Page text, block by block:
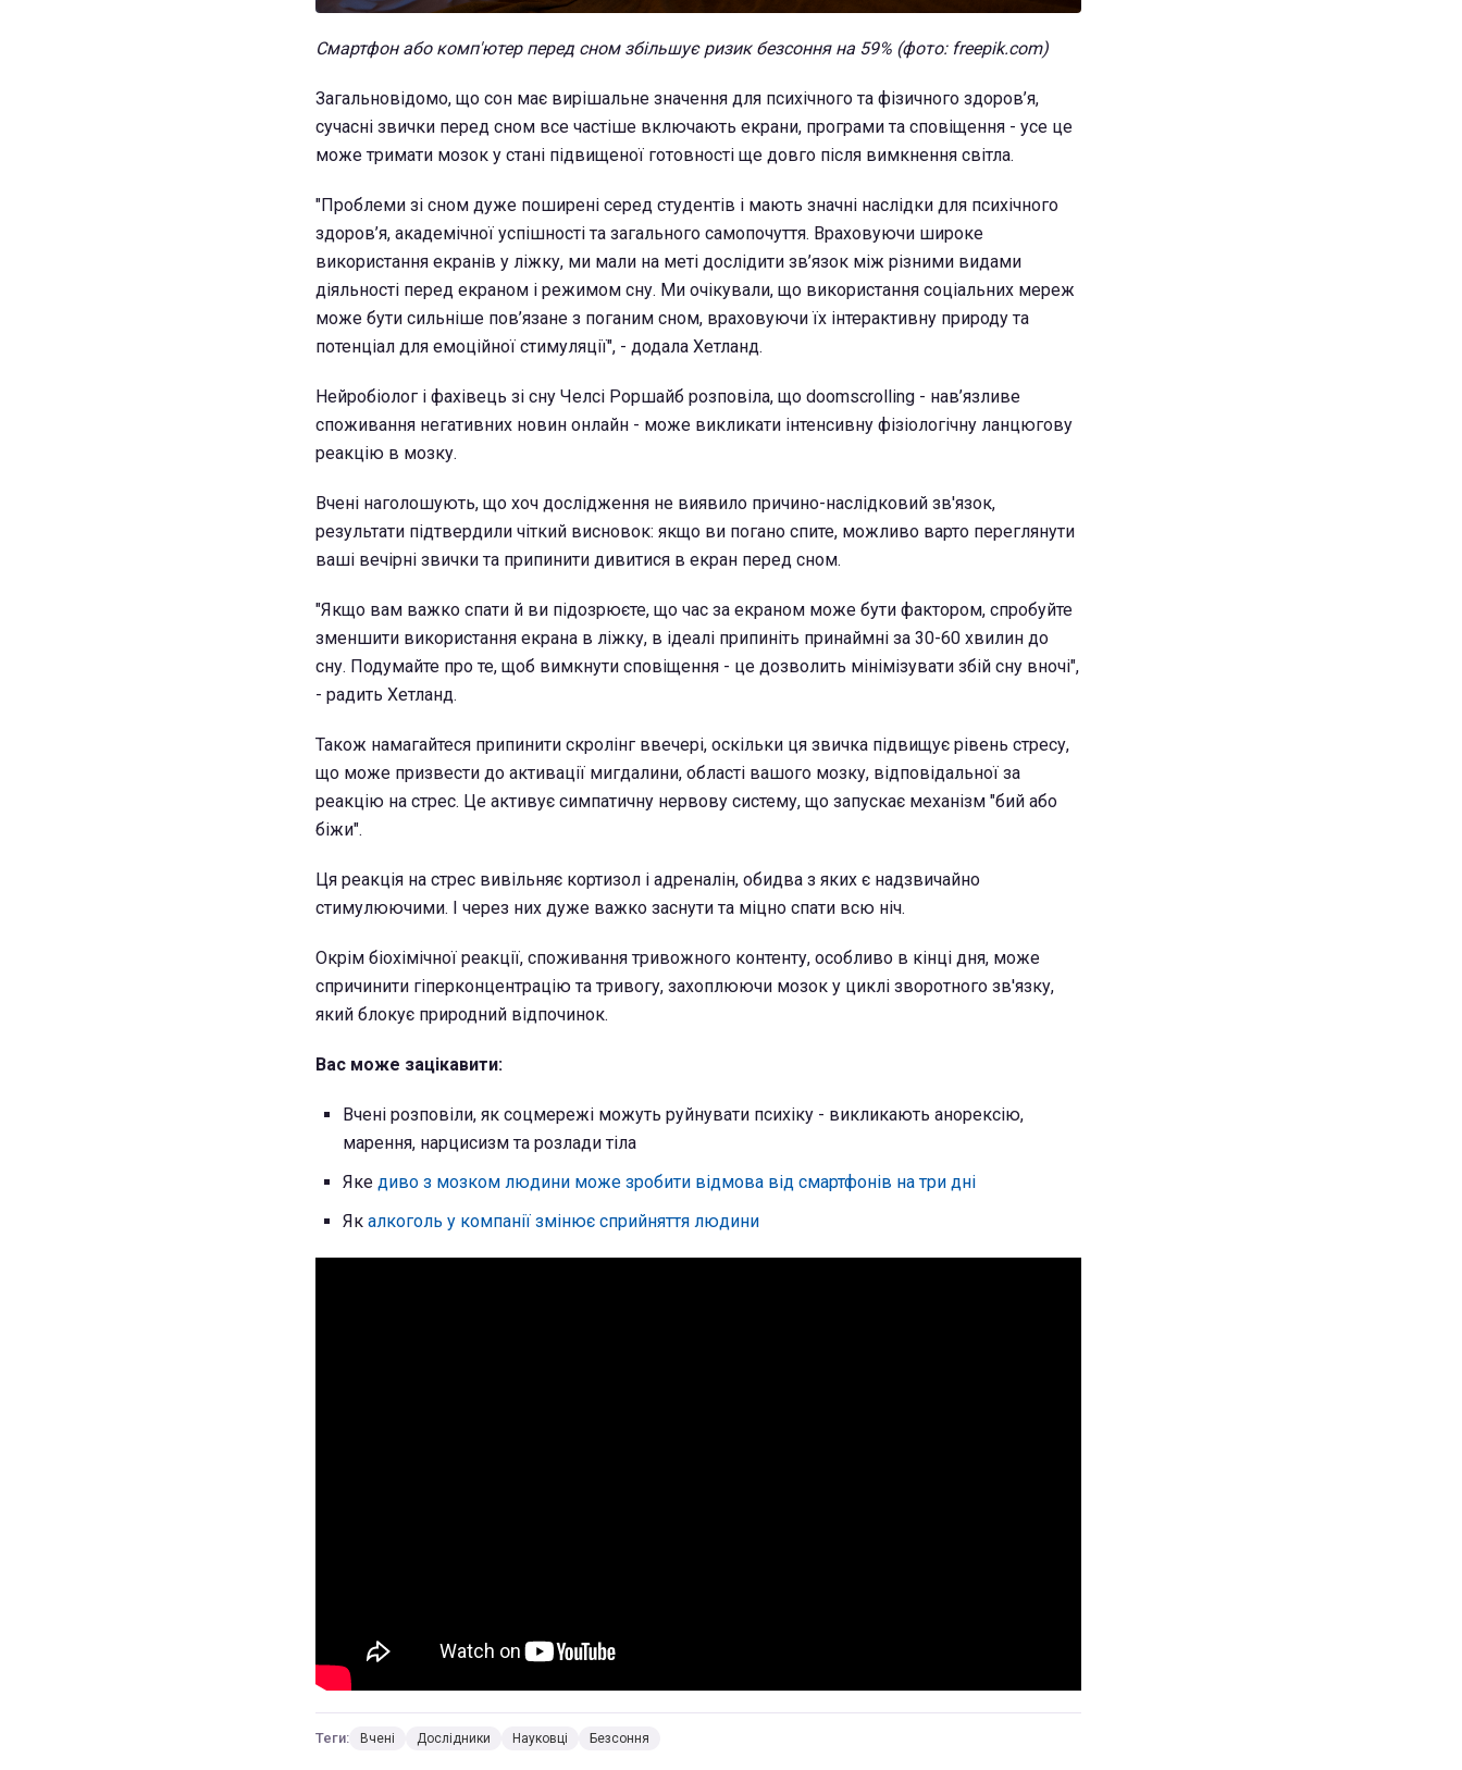
Смартфон або комп'ютер перед сном збільшує ризик безсоння на 59% (фото: freepik.com)
Загальновідомо, що сон має вирішальне значення для психічного та фізичного здоров’я,
сучасні звички перед сном все частіше включають екрани, програми та сповіщення - усе це
може тримати мозок у стані підвищеної готовності ще довго після вимкнення світла.
"Проблеми зі сном дуже поширені серед студентів і мають значні наслідки для психічного
здоров’я, академічної успішності та загального самопочуття. Враховуючи широке
використання екранів у ліжку, ми мали на меті дослідити зв’язок між різними видами
діяльності перед екраном і режимом сну. Ми очікували, що використання соціальних мереж
може бути сильніше пов’язане з поганим сном, враховуючи їх інтерактивну природу та
потенціал для емоційної стимуляції", - додала Хетланд.
Нейробіолог і фахівець зі сну Челсі Роршайб розповіла, що doomscrolling - нав’язливе
споживання негативних новин онлайн - може викликати інтенсивну фізіологічну ланцюгову
реакцію в мозку.
Вчені наголошують, що хоч дослідження не виявило причино-наслідковий зв'язок,
результати підтвердили чіткий висновок: якщо ви погано спите, можливо варто переглянути
ваші вечірні звички та припинити дивитися в екран перед сном.
"Якщо вам важко спати й ви підозрюєте, що час за екраном може бути фактором, спробуйте
зменшити використання екрана в ліжку, в ідеалі припиніть принаймні за 30-60 хвилин до
сну. Подумайте про те, щоб вимкнути сповіщення - це дозволить мінімізувати збій сну вночі",
- радить Хетланд.
Також намагайтеся припинити скролінг ввечері, оскільки ця звичка підвищує рівень стресу,
що може призвести до активації мигдалини, області вашого мозку, відповідальної за
реакцію на стрес. Це активує симпатичну нервову систему, що запускає механізм "бий або
біжи".
Ця реакція на стрес вивільняє кортизол і адреналін, обидва з яких є надзвичайно
стимулюючими. І через них дуже важко заснути та міцно спати всю ніч.
Окрім біохімічної реакції, споживання тривожного контенту, особливо в кінці дня, може
спричинити гіперконцентрацію та тривогу, захоплюючи мозок у циклі зворотного зв'язку,
який блокує природний відпочинок.
Вас може зацікавити:
Вчені розповіли, як соцмережі можуть руйнувати психіку - викликають анорексію,
марення, нарцисизм та розлади тіла
Яке диво з мозком людини може зробити відмова від смартфонів на три дні
Як алкоголь у компанії змінює сприйняття людини
Теги: Вчені Дослідники Науковці Безсоння